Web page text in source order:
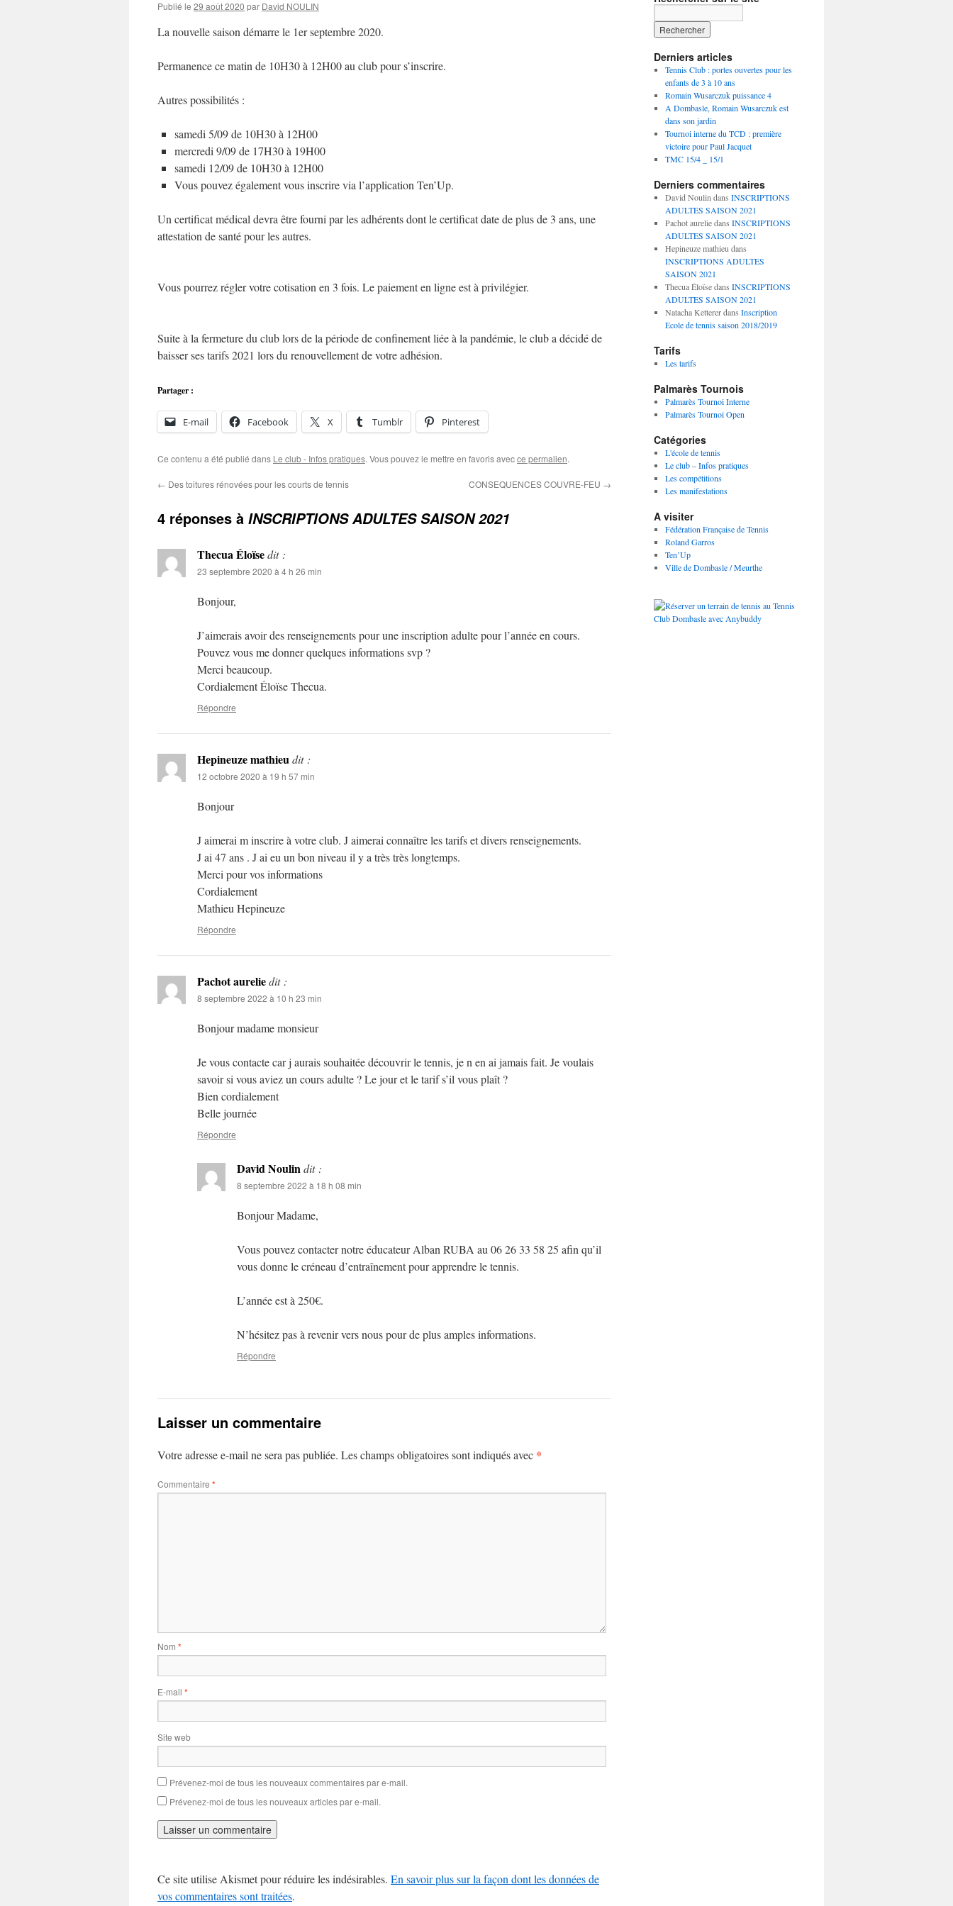
Publié le 29 août 2020 par David NOULIN
La nouvelle saison démarre le 1er septembre 2020.
Permanence ce matin de 10H30 à 12H00 au club pour s’inscrire.
Autres possibilités :
samedi 5/09 de 10H30 à 12H00
mercredi 9/09 de 17H30 à 19H00
samedi 12/09 de 10H30 à 12H00
Vous pouvez également vous inscrire via l’application Ten’Up.
Un certificat médical devra être fourni par les adhérents dont le certificat date de plus de 3 ans, une
attestation de santé pour les autres.
Vous pourrez régler votre cotisation en 3 fois. Le paiement en ligne est à privilégier.
Suite à la fermeture du club lors de la période de confinement liée à la pandémie, le club a décidé de
baisser ses tarifs 2021 lors du renouvellement de votre adhésion.
Partager :
E-mail Facebook X Tumblr Pinterest
Ce contenu a été publié dans Le club - Infos pratiques. Vous pouvez le mettre en favoris avecce permalien.
← Des toitures rénovées pour les courts de tennis CONSEQUENCES COUVRE-FEU →
4 réponses à INSCRIPTIONS ADULTES SAISON 2021
Thecua Éloïsedit :
23 septembre 2020 à 4 h 26 min
Bonjour,
J’aimerais avoir des renseignements pour une inscription adulte pour l’année en cours.
Pouvez vous me donner quelques informations svp ?
Merci beaucoup.
Cordialement Éloïse Thecua.
Répondre
Hepineuze mathieudit :
12 octobre 2020 à 19 h 57 min
Bonjour
J aimerai m inscrire à votre club. J aimerai connaître les tarifs et divers renseignements.
J ai 47 ans . J ai eu un bon niveau il y a très très longtemps.
Merci pour vos informations
Cordialement
Mathieu Hepineuze
Répondre
Pachot aureliedit :
8 septembre 2022 à 10 h 23 min
Bonjour madame monsieur
Je vous contacte car j aurais souhaitée découvrir le tennis, je n en ai jamais fait. Je voulais
savoir si vous aviez un cours adulte ? Le jour et le tarif s’il vous plaît ?
Bien cordialement
Belle journée
Répondre
David Noulindit :
8 septembre 2022 à 18 h 08 min
Bonjour Madame,
Vous pouvez contacter notre éducateur Alban RUBA au 06 26 33 58 25 afin qu’il
vous donne le créneau d’entraînement pour apprendre le tennis.
L’année est à 250€.
N’hésitez pas à revenir vers nous pour de plus amples informations.
Répondre
Laisser un commentaire
Votre adresse e-mail ne sera pas publiée. Les champs obligatoires sont indiqués avec *
Commentaire *
Nom *
E-mail *
Site web
Prévenez-moi de tous les nouveaux commentaires par e-mail.
Prévenez-moi de tous les nouveaux articles par e-mail.
Ce site utilise Akismet pour réduire les indésirables. En savoir plus sur la façon dont les données de
vos commentaires sont traitées.
de
sur
Facebook
de
sur
Twitter
de
Instagram
Derniers articles
Tennis Club : portes ouvertes pour les
enfants de 3 à 10 ans
Romain Wusarczuk puissance 4
A Dombasle, Romain Wusarczuk est
dans son jardin
Tournoi interne du TCD : première
victoire pour Paul Jacquet
TMC 15/4 _ 15/1
Derniers commentaires
David Noulin dans INSCRIPTIONS
ADULTES SAISON 2021
Pachot aureliedans INSCRIPTIONS
ADULTES SAISON 2021
Hepineuze mathieu dans
INSCRIPTIONS ADULTES
SAISON 2021
Thecua Éloïsedans INSCRIPTIONS
ADULTES SAISON 2021
Natacha Kettererdans Inscription
Ecole de tennis saison 2018/2019
Tarifs
Les tarifs
Palmarès Tournois
Palmarès Tournoi Interne
Palmarès Tournoi Open
Catégories
L'école de tennis
Le club – Infos pratiques
Les compétitions
Les manifestations
A visiter
Fédération Française de Tennis
Roland Garros
Ten’Up
Ville de Dombasle / Meurthe